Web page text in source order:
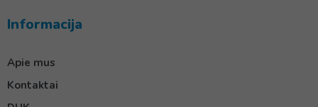
Informacija
Apie mus
Kontaktai